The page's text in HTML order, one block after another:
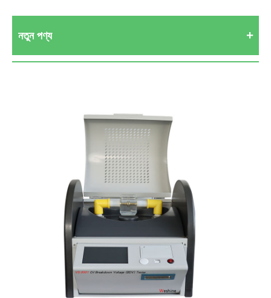
নতুন পণ্য